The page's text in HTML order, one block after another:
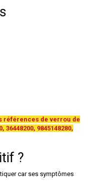
références de verrou de
36448200, 9845148280,
?
car ses symptômes